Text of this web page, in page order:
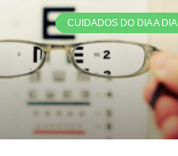
CUIDADOS DO DIA A DIA